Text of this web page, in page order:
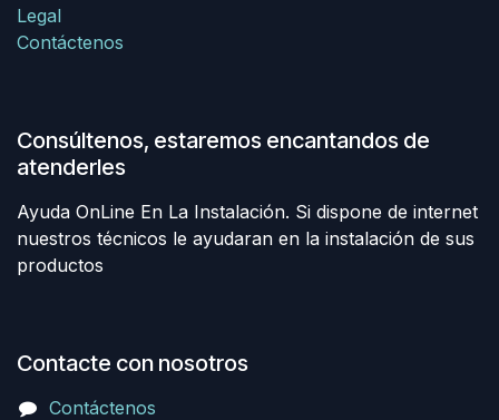
Legal
Contáctenos
Consúltenos, estaremos encantandos de
atenderles
Ayuda OnLine En La Instalación. Si dispone de internet
nuestros técnicos le ayudaran en la instalación de sus
productos
Contacte con nosotros
Contáctenos